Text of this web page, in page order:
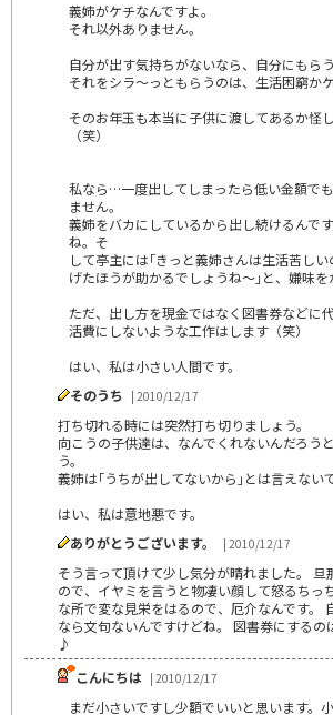
義姉がケチなんですよ。
それ以外ありません。
自分が出す気持ちがないなら、自分にもら
それをシラ～っともらうのは、生活困窮か
そのお年玉も本当に子供に渡してあるか怪
（笑）
私なら…一度出してしまったら低い金額で
ません。
義姉をバカにしているから出し続けるんで
ね。そ
して亭主には｢きっと義姉さんは生活苦し
げたほうが助かるでしょうね～｣と、嫌味を
ただ、出し方を現金ではなく図書券などに
活費にしないような工作はします（笑）
はい、私は小さい人間です。
そのうち | 2010/12/17
打ち切れる時には突然打ち切りましょう。
向こうの子供達は、なんでくれないんだろう
う。
義姉は｢うちが出してないから｣とは言えない
はい、私は意地悪です。
ありがとうございます。
| 2010/12/17
そう言って頂けて少し気分が晴れました。
ので、イヤミを言うと物凄い顔して怒るちっ
な所で変な見栄をはるので、厄介なんです。
なら文句ないんですけどね。 図書券にするの
♪
こんにちは | 2010/12/17
まだ小さいですし少額でいいと思います。